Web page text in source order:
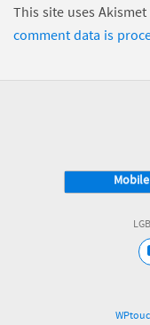
This site uses
comment data is
Mobile